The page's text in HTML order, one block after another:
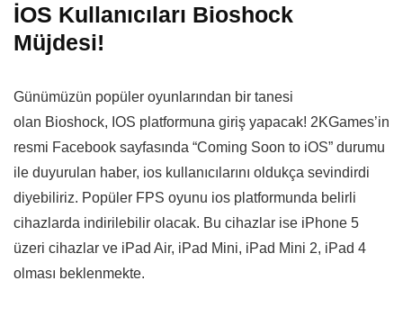
İOS Kullanıcıları Bioshock
Müjdesi!
Günümüzün popüler oyunlarından bir tanesi
olan Bioshock, IOS platformuna giriş yapacak! 2KGames’in
resmi Facebook sayfasında “Coming Soon to iOS” durumu
ile duyurulan haber, ios kullanıcılarını oldukça sevindirdi
diyebiliriz. Popüler FPS oyunu ios platformunda belirli
cihazlarda indirilebilir olacak. Bu cihazlar ise iPhone 5
üzeri cihazlar ve iPad Air, iPad Mini, iPad Mini 2, iPad 4
olması beklenmekte.